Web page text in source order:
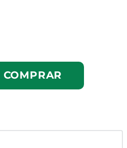
COMPRAR